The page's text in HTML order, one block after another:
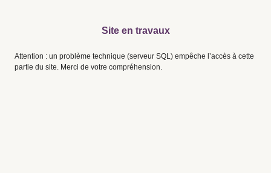
Site en travaux
Attention : un problème technique (serveur SQL) empêche l’accès à cette
partie du site. Merci de votre compréhension.